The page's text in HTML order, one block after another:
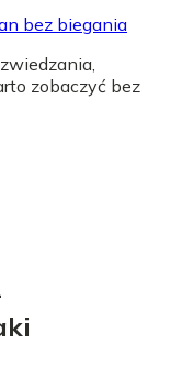
bez biegania
zobaczyć bez